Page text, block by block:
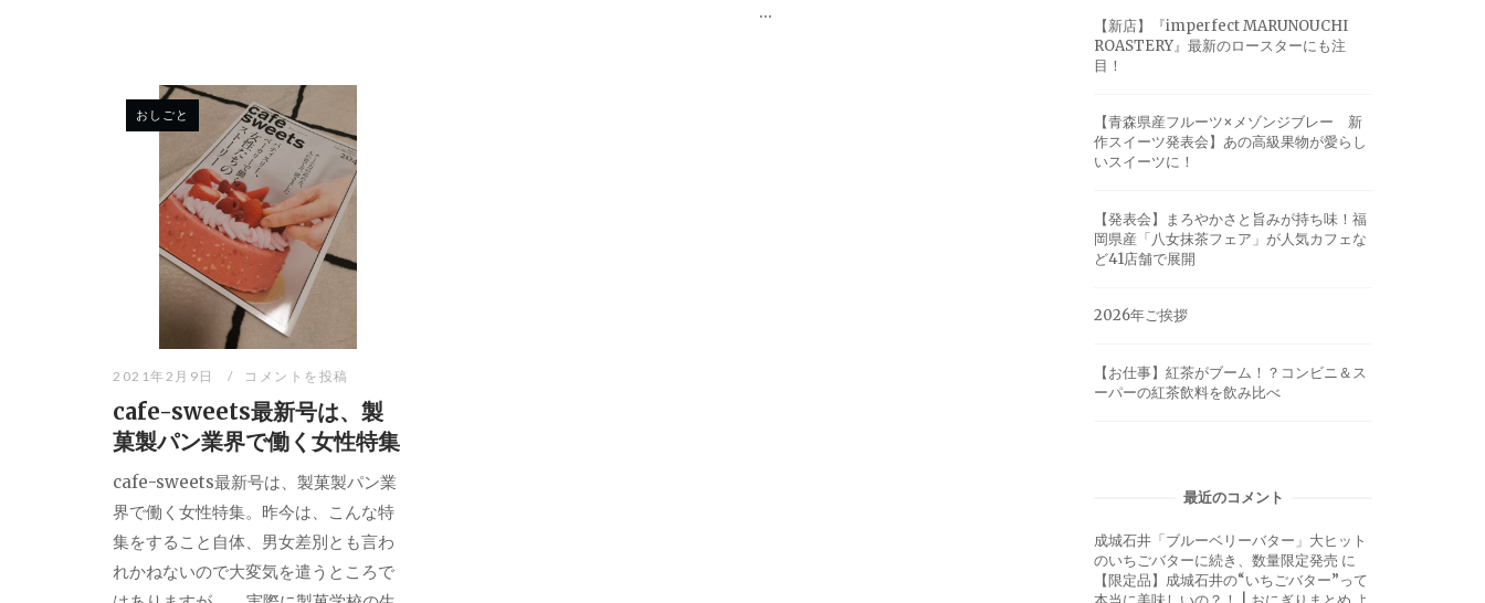
...
おしごと
2021年2月9日 コメントを投稿
cafe-sweets最新号は、製
菓製パン業界で働く女性特集
cafe-sweets最新号は、製菓製パン業
界で働く女性特集。昨今は、こんな特
集をすること自体、男女差別とも言わ
れかねないので大変気を遣うところで
【新店】『imperfect MARUNOUCHI
ROASTERY』最新のロースターにも注
目！
【青森県産フルーツ×メゾンジブレー 新
作スイーツ発表会】あの高級果物が愛らし
いスイーツに！
【発表会】まろやかさと旨みが持ち味！福
岡県産「八女抹茶フェア」が人気カフェな
ど41店舗で展開
2026年ご挨拶
【お仕事】紅茶がブーム！？コンビニ＆ス
ーパーの紅茶飲料を飲み比べ
最近のコメント
成城石井「ブルーベリーバター」大ヒット
のいちごバターに続き、数量限定発売 に
【限定品】成城石井の“いちごバター”って